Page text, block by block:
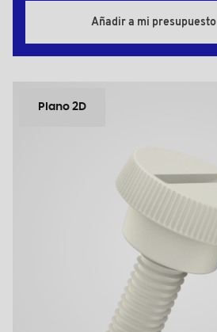
Añadir a mi presupuesto
Plano 2D